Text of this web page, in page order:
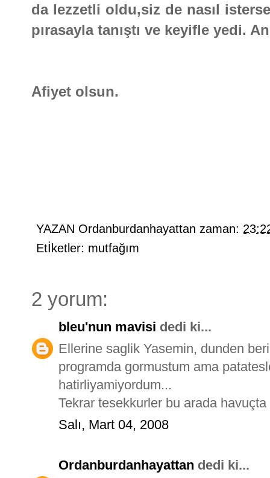
da lezzetli oldu,siz de nasıl
pırasayla tanıştı ve keyifle yedi.
Afiyet olsun.
YAZAN Ordanburdanhayattan zaman:
Etİketler: mutfağım
2 yorum:
bleu'nun mavisi dedi ki...
Ellerine saglik Yasemin, dunden
programda gormustum ama
hatirliyamiyordum...
Tekrar tesekkurler bu arada
Salı, Mart 04, 2008
Ordanburdanhayattan dedi ki...